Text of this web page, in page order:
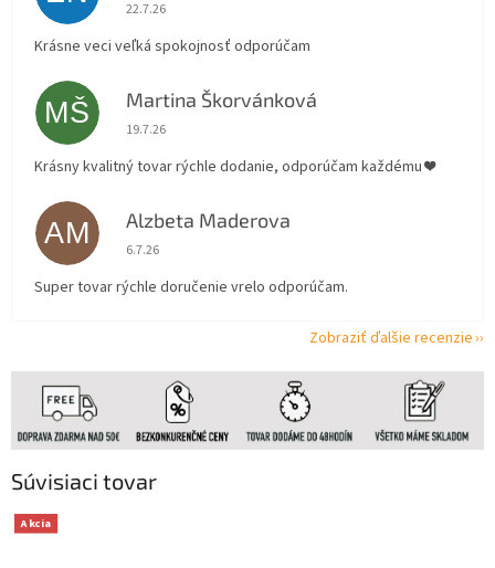
Súvisiaci tovar
Akcia
22.7.26
Krásne veci veľká spokojnosť odporúčam
MŠ Martina Škorvánková
Hodnotenie obchodu je 5 z 5 hviezdičiek.
19.7.26
Krásny kvalitný tovar rýchle dodanie, odporúčam každému ❤️
AM Alzbeta Maderova
Hodnotenie obchodu je 5 z 5 hviezdičiek.
6.7.26
Super tovar rýchle doručenie vrelo odporúčam.
Zobraziť ďalšie recenzie